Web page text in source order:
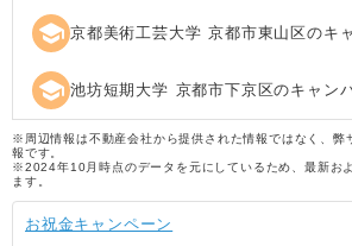
school 京都美術工芸大学 京都市東山区のキ
school 池坊短期大学 京都市下京区のキャン
※周辺情報は不動産会社から提供された情報ではなく、弊
報です。
※2024年10月時点のデータを元にしているため、最新お
ます。
お祝金キャンペーン